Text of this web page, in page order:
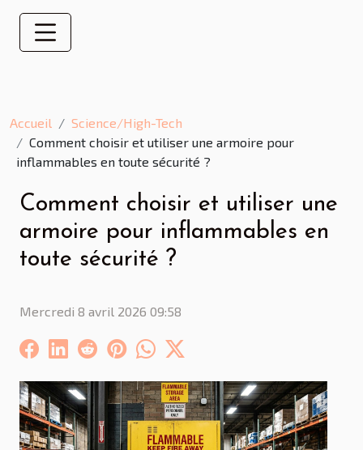
Accueil
Science/High-Tech
Comment choisir et utiliser une armoire pour
inflammables en toute sécurité ?
Comment choisir et utiliser une
armoire pour inflammables en
toute sécurité ?
Mercredi 8 avril 2026 09:58